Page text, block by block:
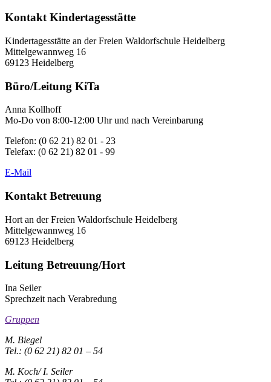
Kontakt Kindertagesstätte
Kindertagesstätte an der Freien Waldorfschule Heidelberg
Mittelgewannweg 16
69123 Heidelberg
Büro/Leitung KiTa
Anna Kollhoff
Mo-Do von 8:00-12:00 Uhr und nach Vereinbarung
Telefon: (0 62 21) 82 01 - 23
Telefax: (0 62 21) 82 01 - 99
E-Mail
Kontakt Betreuung
Hort an der Freien Waldorfschule Heidelberg
Mittelgewannweg 16
69123 Heidelberg
Leitung Betreuung/Hort
Ina Seiler
Sprechzeit nach Verabredung
Gruppen
M. Biegel
Tel.: (0 62 21) 82 01 – 54
M. Koch/ I. Seiler